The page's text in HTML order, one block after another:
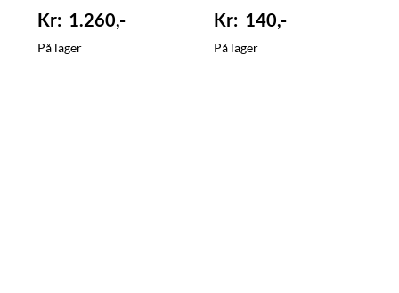
1.260,-
På lager
140,-
På lager